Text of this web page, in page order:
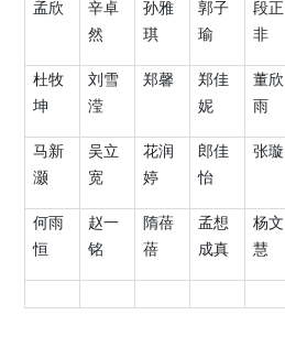
孟欣
辛卓
然
孙雅
琪
郭子
瑜
段正
非
杜牧
坤
刘雪
滢
郑馨
郑佳
妮
董欣
雨
马新
灏
吴立
宽
花润
婷
郎佳
怡
张璇
何雨
恒
赵一
铭
隋蓓
蓓
孟想
成真
杨文
慧